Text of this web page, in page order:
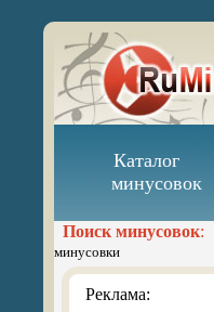
Каталог
минусовок
Поиск минусовок:
минусовки
Реклама: